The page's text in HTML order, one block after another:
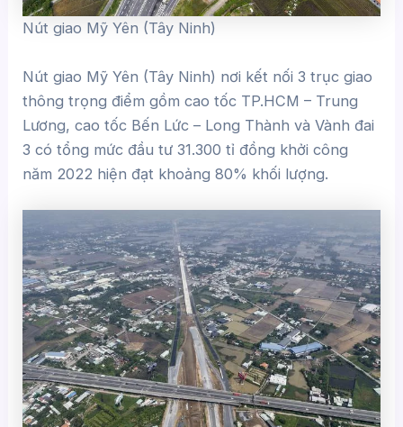
Nút giao Mỹ Yên (Tây Ninh)
Nút giao Mỹ Yên (Tây Ninh) nơi kết nối 3 trục giao
thông trọng điểm gồm cao tốc TP.HCM – Trung
Lương, cao tốc Bến Lức – Long Thành và Vành đai
3 có tổng mức đầu tư 31.300 tỉ đồng khởi công
năm 2022 hiện đạt khoảng 80% khối lượng.